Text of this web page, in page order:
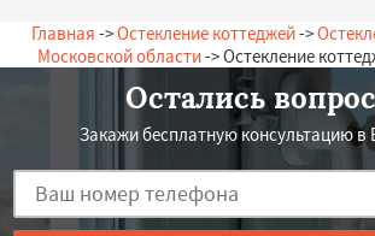
Главная ->Остекление коттеджей->
Московской области-> Остекление
Остались
Закажи бесплатную консультацию в